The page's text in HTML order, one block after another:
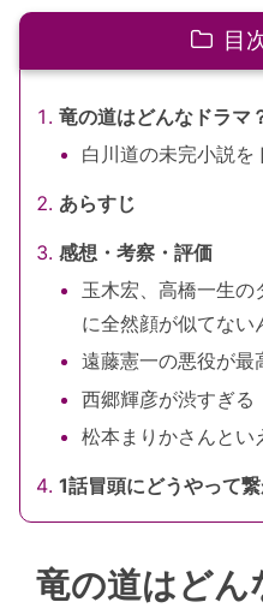
目
竜の道はどんなドラマ
白川道の未完小説を
あらすじ
感想・考察・評価
玉木宏、高橋一生
に全然顔が似てない
遠藤憲一の悪役が最
西郷輝彦が渋すぎる
松本まりかさんとい
1話冒頭にどうやって
竜の道はどん